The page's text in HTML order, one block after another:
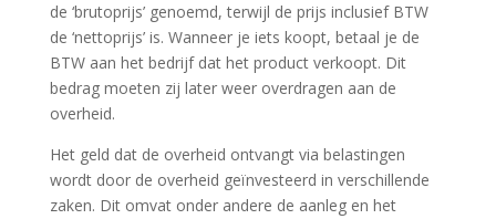
de ‘brutoprijs’ genoemd, terwijl de prijs inclusief BTW
de ‘nettoprijs’ is. Wanneer je iets koopt, betaal je de
BTW aan het bedrijf dat het product verkoopt. Dit
bedrag moeten zij later weer overdragen aan de
overheid.
Het geld dat de overheid ontvangt via belastingen
wordt door de overheid geïnvesteerd in verschillende
zaken. Dit omvat onder andere de aanleg en het